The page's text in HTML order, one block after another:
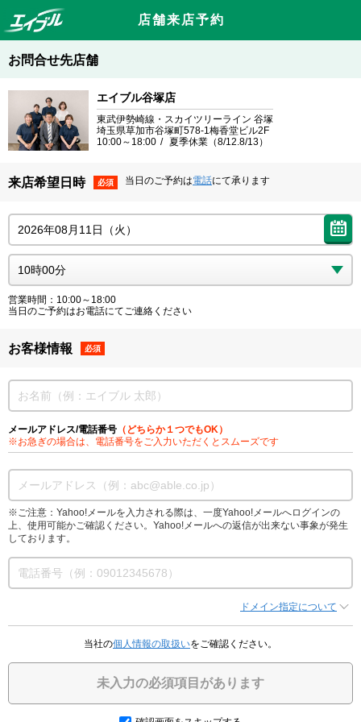
店舗来店予約
お問合せ先店舗
エイブル谷塚店
東武伊勢崎線・スカイツリーライン 谷塚
埼玉県草加市谷塚町578-1梅香堂ビル2F
10:00～18:00
夏季休業（8/12.8/13）
来店希望日時 必須 当日のご予約は電話にて承ります
営業時間：10:00～18:00
当日のご予約はお電話にてご連絡ください
お客様情報 必須
メールアドレス/電話番号 （どちらか１つでもOK）
※お急ぎの場合は、電話番号をご入力いただくとスムーズです
※ご注意：Yahoo!メールを入力される際は、一度Yahoo!メールへログインの
上、使用可能かご確認ください。Yahoo!メールへの返信が出来ない事象が発生
しております。
ドメイン指定について
当社の個人情報の取扱いをご確認ください。
未入力の必須項目があります